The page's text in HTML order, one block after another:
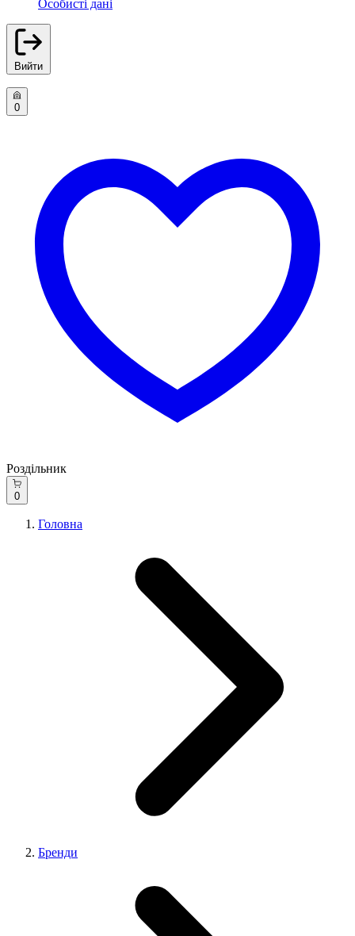
Особисті дані
Вийти
0
Роздільник
0
Головна
Бренди